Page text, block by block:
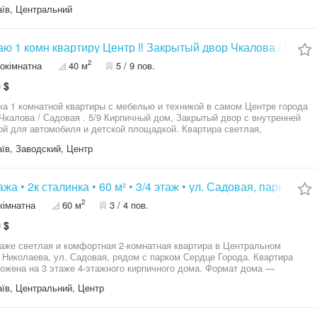
Центральний
1 комн квартиру Центр ‼️ Закрытый двор Чкалова /
40 м2 5 / 9 пов.
$
1 комнатной квартиры с мебелью и техникой в самом Центре города
/ Садовая . 5/9 Кирпичный дом, Закрытый двор с внутренней
для автомобиля и детской площадкой. Квартира светлая,
счётчики, бойлер, интернет, кабельное, остеклённый балкон.
квартир! Приглашаем на просмотр! Видео сброшу по запросу!
продажа по сертификату ! Рассмотрим варианты обмена с
на недвижимость в г. Николаев или Одесса 0 9 5 4 2 6 5 9 5 0
Заводский, Центр
• 2к сталинка • 60 м² • 3/4 этаж • ул. Садовая, парк
60 м2 3 / 4 пов.
$
светлая и комфортная 2-комнатная квартира в Центральном
ул. Садовая, рядом с парком Сердце Города. Квартира
на 3 этаже 4-этажного кирпичного дома. Формат дома —
В квартире выполнен евроремонт, остаётся мебель и техника —
Центральний, Центр